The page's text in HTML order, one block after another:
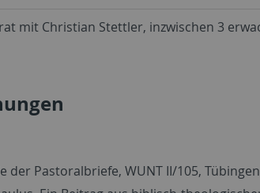
mit Christian Stettler, inzwischen 3
der Pastoralbriefe, WUNT II/105, Tübingen